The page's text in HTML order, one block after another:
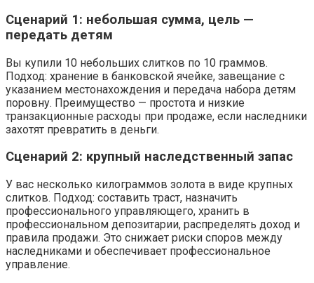
Сценарий 1: небольшая сумма, цель —
передать детям
Вы купили 10 небольших слитков по 10 граммов.
Подход: хранение в банковской ячейке, завещание с
указанием местонахождения и передача набора детям
поровну. Преимущество — простота и низкие
транзакционные расходы при продаже, если наследники
захотят превратить в деньги.
Сценарий 2: крупный наследственный запас
У вас несколько килограммов золота в виде крупных
слитков. Подход: составить траст, назначить
профессионального управляющего, хранить в
профессиональном депозитарии, распределять доход и
правила продажи. Это снижает риски споров между
наследниками и обеспечивает профессиональное
управление.